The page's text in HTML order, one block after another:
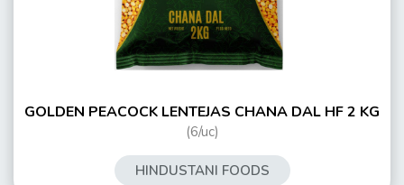
GOLDEN PEACOCK LENTEJAS CHANA DAL HF 2 KG
(6/uc)
HINDUSTANI FOODS